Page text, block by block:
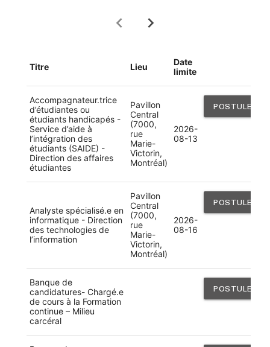
chevron_left chevron_right
Titre Lieu
Date
limite
Accompagnateur.trice
d’étudiantes ou
étudiants handicapés -
Service d’aide à
l’intégration des
étudiants (SAIDE) -
Direction des affaires
étudiantes
Pavillon
Central
(7000,
rue
Marie-
Victorin,
Montréal)
2026-
08-13
POSTULER
Analyste spécialisé.e en
informatique - Direction
des technologies de
l’information
Pavillon
Central
(7000,
rue
Marie-
Victorin,
Montréal)
2026-
08-16
POSTULER
Banque de
candidatures- Chargé.e
de cours à la Formation
continue – Milieu
carcéral
POSTULER